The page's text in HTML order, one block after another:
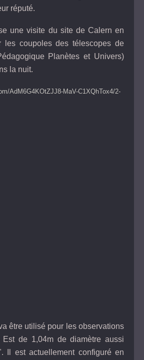
réputé.
une visite du site de Calern en
les coupoles des télescopes de
Planètes et Univers)
la nuit.
être utilisé pour les observations
de 1,04m de diamètre aussi
Il est actuellement configuré en